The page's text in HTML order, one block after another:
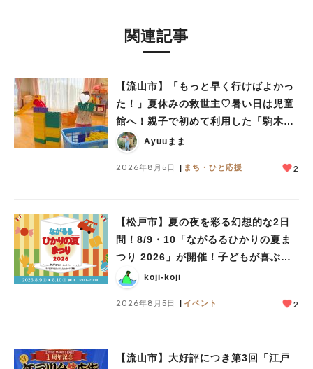
関連記事
【流山市】「もっと早く行けばよかっ
た！」夏休みの救世主♡暑い日は児童
館へ！親子で初めて利用した「駒木台
児童館」レポート
Ayuuまま
2026年8月5日 まち・ひと応援 2
【松戸市】夏の夜を彩る幻想的な2日
間！8/9・10「ながるるひかりの夏ま
つり 2026」が開催！子どもが喜ぶワ
ークショップや限定ヒーローショーも
koji-koji
2026年8月5日 イベント 2
【流山市】大好評につき第3回「江戸
人気のキーワード
#カフェ#スイーツ #パン#カレー